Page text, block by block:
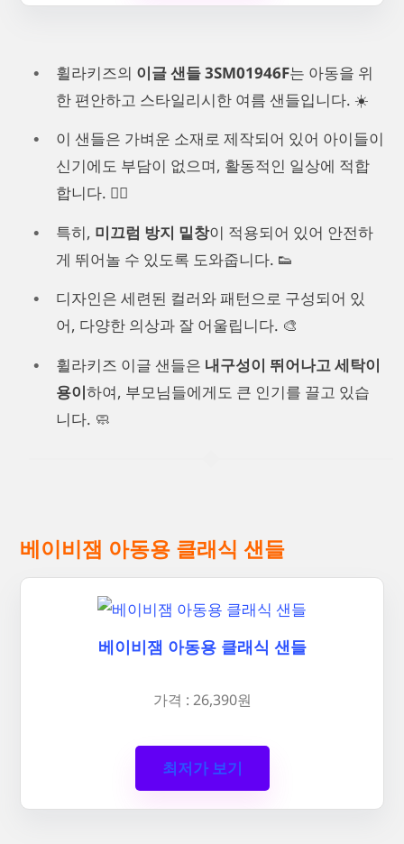
휠라키즈의 이글 샌들 3SM01946F는 아동을 위
한 편안하고 스타일리시한 여름 샌들입니다. ☀️
이 샌들은 가벼운 소재로 제작되어 있어 아이들이
신기에도 부담이 없으며, 활동적인 일상에 적합
합니다. 🏃‍♂️
특히, 미끄럼 방지 밑창이 적용되어 있어 안전하
게 뛰어놀 수 있도록 도와줍니다. 👟
디자인은 세련된 컬러와 패턴으로 구성되어 있
어, 다양한 의상과 잘 어울립니다. 🎨
휠라키즈 이글 샌들은 내구성이 뛰어나고 세탁이
용이하여, 부모님들에게도 큰 인기를 끌고 있습
니다. 🧼
베이비잼 아동용 클래식 샌들
베이비잼 아동용 클래식 샌들
가격 : 26,390원
최저가 보기